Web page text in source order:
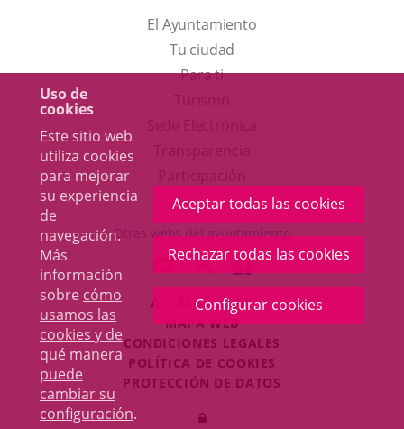
Uso de
cookies
Este sitio web
utiliza cookies
para mejorar
su experiencia
de
navegación.
Más
información
sobre cómo
usamos las
cookies y de
qué manera
puede
cambiar su
configuración.
Aceptar todas las cookies
Rechazar todas las cookies
Configurar cookies
El Ayuntamiento
Tu ciudad
Para ti
en
una
ventana
nueva.
aplicación
externa.
Otras webs del ayuntamiento
ENLACE
A
UNA
APLICACIÓN
EXTERNA.
ENLACE
A
UNA
APLICACIÓN
EXTERNA.
ENLACE
A
UNA
EXTERNA.
ACCESIBILIDAD
MAPA WEB
CONDICIONES LEGALES
POLÍTICA DE COOKIES
PROTECCIÓN DE DATOS
Iniciar